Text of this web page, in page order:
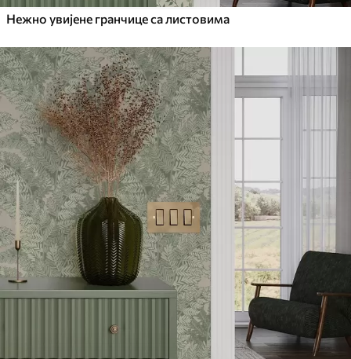
Нежно увијене гранчице са листовима